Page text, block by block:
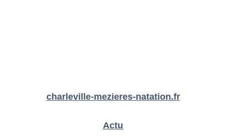
charleville-mezieres-natation.fr
Actu